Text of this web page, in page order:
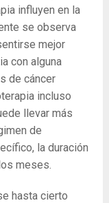
influyen en la
se observa
mejor
con alguna
de cáncer
incluso
llevar más
de
la duración
meses.
hasta cierto